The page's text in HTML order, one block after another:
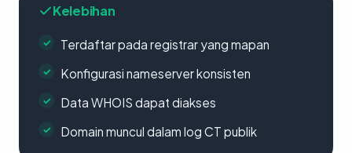
Kelebihan
Terdaftar pada registrar yang mapan
Konfigurasi nameserver konsisten
Data WHOIS dapat diakses
Domain muncul dalam log CT publik